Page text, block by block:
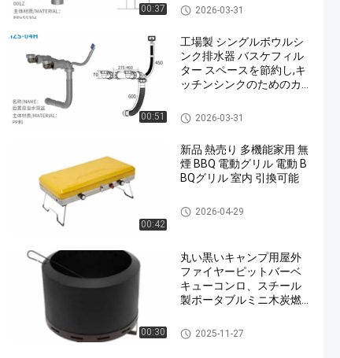
00:37 現代台所付属品
2026-03-31
00:51
工場製 シングルボウルシ
ンク排水器 バスケフィル
ター スペースを節約し,キ
ッチンシンクのためのカ
トをサポート
現代台所付属品
2026-03-31
00:42
新品 熱売り 多機能家用 無
煙 BBQ 電動グリル 電動 B
BQグリル 室内 引換可能
現代台所付属品
2026-04-29
00:30
丸い黒いキャンプ用屋外
ファイヤーピットバーベ
キューコンロ、スチール
製ポータブルミニ木炭燃
ベキューグリル
現代台所付属品
2025-11-27